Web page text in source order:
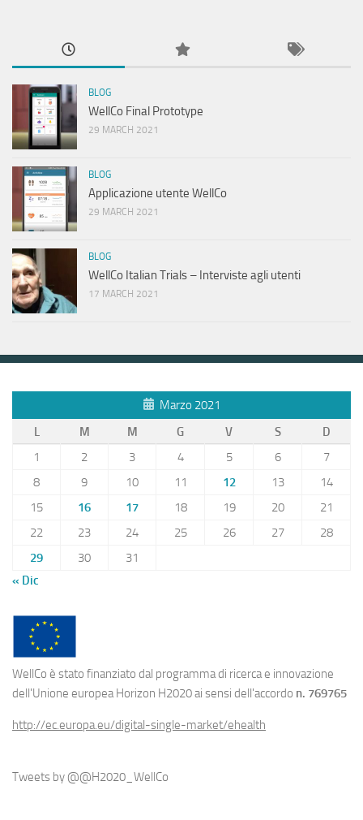
BLOG
WellCo Final Prototype
29 MARCH 2021
BLOG
Applicazione utente WellCo
29 MARCH 2021
BLOG
WellCo Italian Trials – Interviste agli utenti
17 MARCH 2021
Marzo 2021
L
M M G V S
D
1
2 3 4 5 6
7
8
9 10 11 12 13
14
15
16 17 18 19 20
21
22
23 24 25 26 27
28
29
30
31
« Dic
WellCo è stato finanziato dal programma di ricerca e innovazione
dell'Unione europea Horizon H2020 ai sensi dell'accordo n. 769765
http://ec.europa.eu/digital-single-market/ehealth
Tweets by @@H2020_WellCo